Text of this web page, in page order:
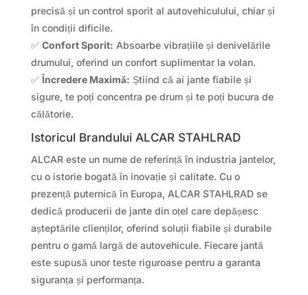
precisă și un control sporit al autovehiculului, chiar și
în condiții dificile.
✅ Confort Sporit: Absoarbe vibrațiile și denivelările
drumului, oferind un confort suplimentar la volan.
✅Încredere Maximă: Știind că ai jante fiabile și
sigure, te poți concentra pe drum și te poți bucura de
călătorie.
Istoricul Brandului ALCAR STAHLRAD
ALCAR este un nume de referință în industria jantelor,
cu o istorie bogată în inovație și calitate. Cu o
prezență puternică în Europa, ALCAR STAHLRAD se
dedică producerii de jante din oțel care depășesc
așteptările clienților, oferind soluții fiabile și durabile
pentru o gamă largă de autovehicule. Fiecare jantă
este supusă unor teste riguroase pentru a garanta
siguranța și performanța.